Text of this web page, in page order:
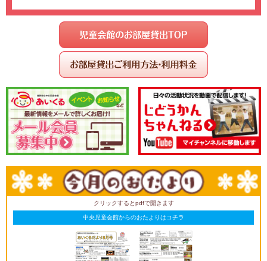
クリックするとpdfで開きます
中央児童会館からのおたよりはコチラ